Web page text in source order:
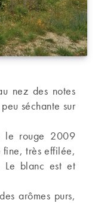
nez des notes
séchante sur
le rouge 2009
fine, très effilée,
Le blanc est et
arômes purs,